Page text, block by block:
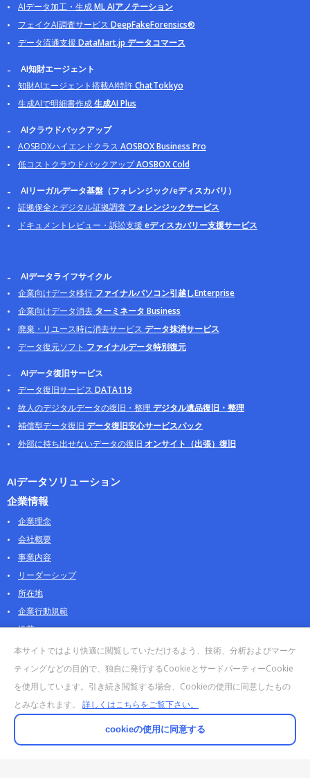
AIデータ加工・生成ML AIアノテーション
フェイクAI調査サービス DeepFakeForensics®
データ流通支援DataMart.jp データコマース
AI知財エージェント
知財AIエージェント搭載AI特許ChatTokkyo
生成AIで明細書作成生成AI Plus
AIクラウドバックアップ
AOSBOXハイエンドクラス AOSBOX Business Pro
低コストクラウドバックアップAOSBOX Cold
AIリーガルデータ基盤（フォレンジック/eディスカバリ）
証拠保全とデジタル証拠調査 フォレンジックサービス
ドキュメントレビュー・訴訟支援eディスカバリー支援サービス
AIデータライフサイクル
企業向けデータ移行 ファイナルパソコン引越しEnterprise
企業向けデータ消去 ターミネータ Business
廃棄・リユース時に消去サービス データ抹消サービス
データ復元ソフト ファイナルデータ特別復元
AIデータ復旧サービス
データ復旧サービス DATA119
故人のデジタルデータの復旧・整理デジタル遺品復旧・整理
補償型データ復旧 データ復旧安心サービスパック
外部に持ち出せないデータの復旧 オンサイト（出張）復旧
AIデータソリューション
企業情報
企業理念
会社概要
事業内容
リーダーシップ
所在地
企業行動規範
沿革
採用情報
パートナー
お問合せ・販売
法人お問合せについて
AOSストア
本サイトではより快適に閲覧していただけるよう、技術、分析およびマーケ
ティングなどの目的で、独自に発行するCookieとサードパーティーCookie
を使用しています。引き続き閲覧する場合、Cookieの使用に同意したもの
とみなされます。 詳しくはこちらをご覧下さい。
cookieの使用に同意する